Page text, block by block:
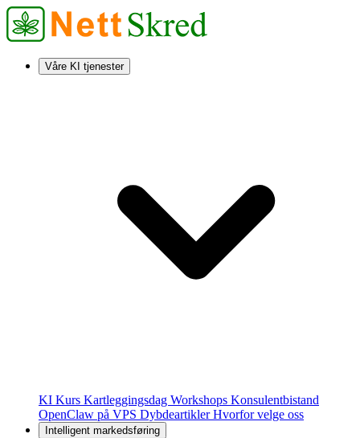
Våre KI tjenester
KI Kurs Kartleggingsdag Workshops Konsulentbistand
OpenClaw på VPS DybdeartiklerHvorfor velge oss
Intelligent markedsføring